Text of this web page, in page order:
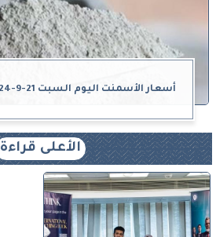
أسعار الأسمنت اليوم السبت 21-9-2024 في محافظة المنيا
الأعلى قراءة